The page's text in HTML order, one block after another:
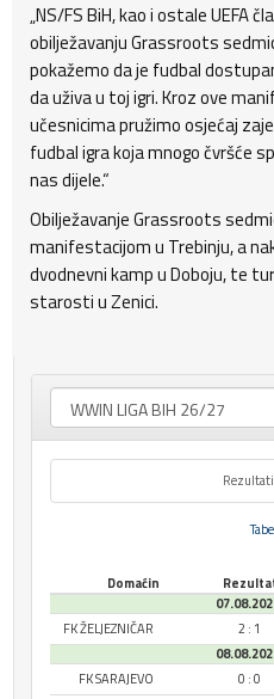
„NS/FS BiH, kao i ostale UEFA
obilježavanju Grassroots
pokažemo da je fudbal
da uživa u toj igri. Kroz ove
učesnicima pružimo osjećaj
fudbal igra koja mnogo čvršće
nas dijele.“
Obilježavanje Grassroots
manifestacijom u Trebinju, a
dvodnevni kamp u Doboju, te
starosti u Zenici.
Domaćin
FK ŽELJEZNIČAR
2 : 1
FK SARAJEVO
0 : 0